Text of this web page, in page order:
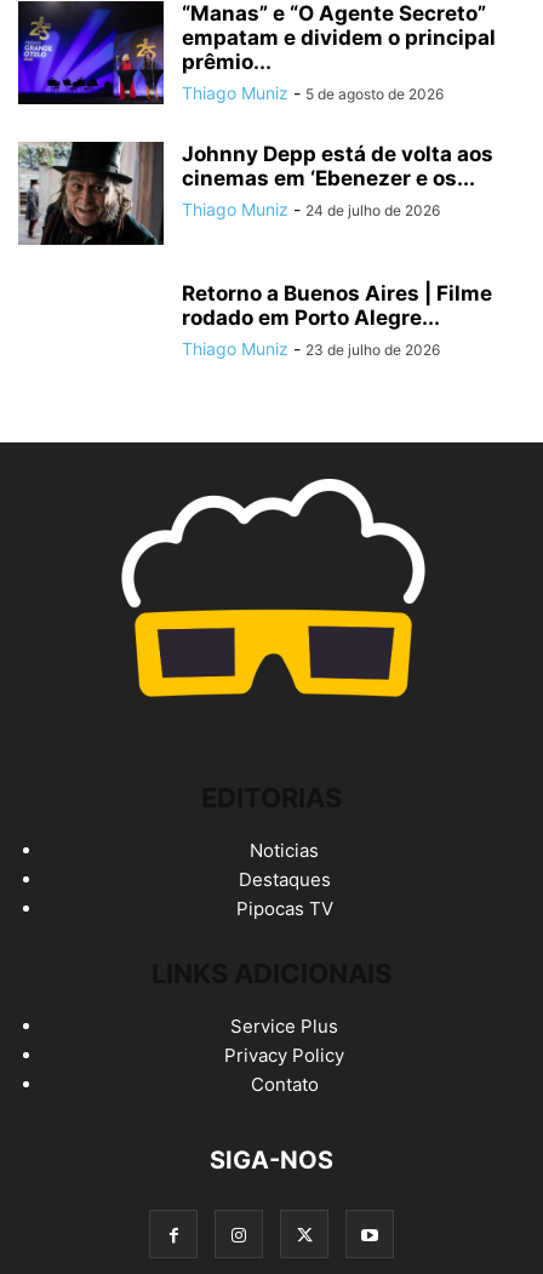
“Manas” e “O Agente Secreto”
empatam e dividem o principal
prêmio...
Thiago Muniz - 5 de agosto de 2026
Johnny Depp está de volta aos
cinemas em ‘Ebenezer e os...
Thiago Muniz - 24 de julho de 2026
Retorno a Buenos Aires | Filme
rodado em Porto Alegre...
Thiago Muniz - 23 de julho de 2026
Noticias
Destaques
Pipocas TV
Service Plus
Privacy Policy
Contato
SIGA-NOS